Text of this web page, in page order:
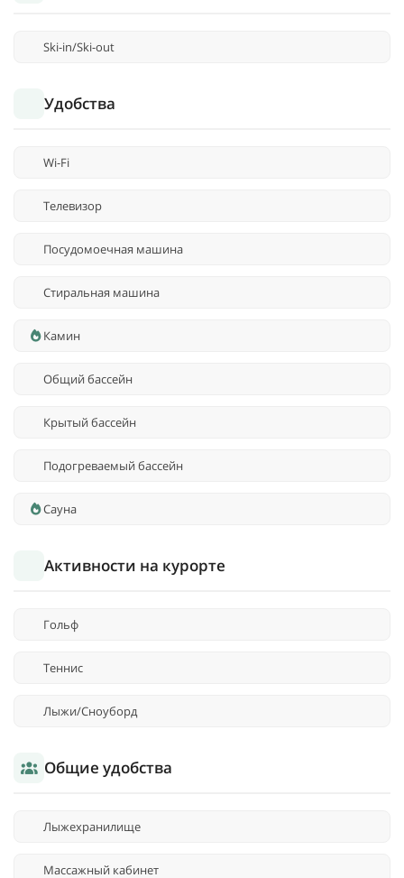
Ski-in/Ski-out
Удобства
Wi-Fi
Телевизор
Посудомоечная машина
Стиральная машина
Камин
Общий бассейн
Крытый бассейн
Подогреваемый бассейн
Сауна
Активности на курорте
Гольф
Теннис
Лыжи/Сноуборд
Общие удобства
Лыжехранилище
Массажный кабинет